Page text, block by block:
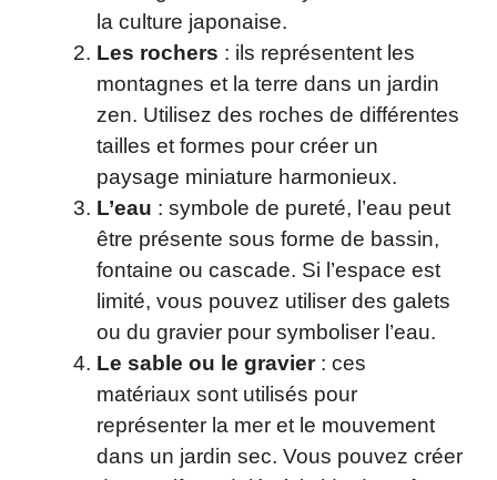
la culture japonaise.
Les rochers : ils représentent les
montagnes et la terre dans un jardin
zen. Utilisez des roches de différentes
tailles et formes pour créer un
paysage miniature harmonieux.
L’eau : symbole de pureté, l’eau peut
être présente sous forme de bassin,
fontaine ou cascade. Si l’espace est
limité, vous pouvez utiliser des galets
ou du gravier pour symboliser l’eau.
Le sable ou le gravier: ces
matériaux sont utilisés pour
représenter la mer et le mouvement
dans un jardin sec. Vous pouvez créer